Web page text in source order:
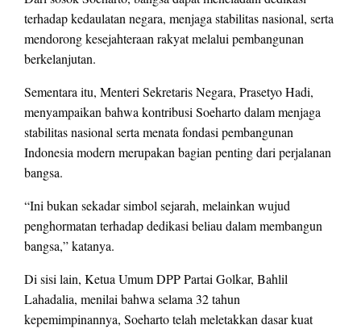
terhadap kedaulatan negara, menjaga stabilitas nasional, serta
mendorong kesejahteraan rakyat melalui pembangunan
berkelanjutan.
Sementara itu, Menteri Sekretaris Negara, Prasetyo Hadi,
menyampaikan bahwa kontribusi Soeharto dalam menjaga
stabilitas nasional serta menata fondasi pembangunan
Indonesia modern merupakan bagian penting dari perjalanan
bangsa.
“Ini bukan sekadar simbol sejarah, melainkan wujud
penghormatan terhadap dedikasi beliau dalam membangun
bangsa,” katanya.
Di sisi lain, Ketua Umum DPP Partai Golkar, Bahlil
Lahadalia, menilai bahwa selama 32 tahun
kepemimpinannya, Soeharto telah meletakkan dasar kuat